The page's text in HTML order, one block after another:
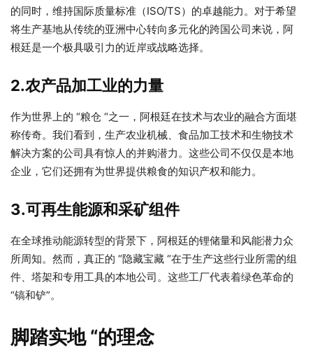
的同时，维持国际质量标准（ISO/TS）的卓越能力。对于希望
将生产基地从传统的亚洲中心转向多元化的跨国公司来说，阿
根廷是一个极具吸引力的近岸或战略选择。
2.农产品加工业的力量
作为世界上的 “粮仓 “之一，阿根廷在技术与农业的融合方面堪
称传奇。我们看到，生产农业机械、食品加工技术和生物技术
解决方案的公司具有惊人的并购潜力。这些公司不仅仅是本地
企业，它们还拥有为世界提供粮食的知识产权和能力。
3.可再生能源和采矿组件
在全球推动能源转型的背景下，阿根廷的锂储量和风能潜力众
所周知。然而，真正的 “隐藏宝藏 “在于生产这些行业所需的组
件、塔架和专用工具的本地公司。这些工厂代表着绿色革命的
“镐和铲”。
脚踏实地 “的理念